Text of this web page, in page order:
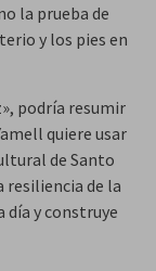
la prueba de
y los pies en
podría resumir
quiere usar
de Santo
de la
día y construye